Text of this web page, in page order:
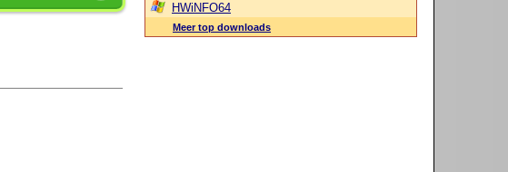
HWiNFO64
Meer top downloads